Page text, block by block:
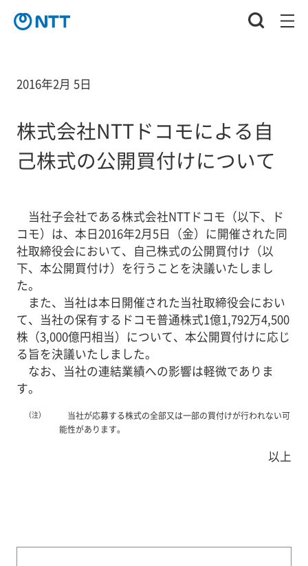
2016年2月 5日
株式会社NTTドコモによる自
己株式の公開買付けについて
当社子会社である株式会社NTTドコモ（以下、ド
コモ）は、本日2016年2月5日（金）に開催された同
社取締役会において、自己株式の公開買付け（以
下、本公開買付け）を行うことを決議いたしまし
た。
また、当社は本日開催された当社取締役会におい
て、当社の保有するドコモ普通株式1億1,792万4,500
株（3,000億円相当）について、本公開買付けに応じ
る旨を決議いたしました。
なお、当社の連結業績への影響は軽微でありま
す。
（注）
当社が応募する株式の全部又は一部の買付けが行われない可
能性があります。
以上